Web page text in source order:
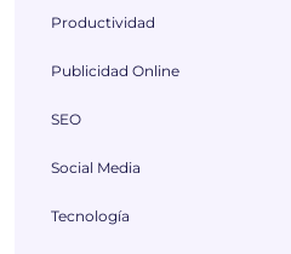
Productividad
Publicidad Online
SEO
Social Media
Tecnología